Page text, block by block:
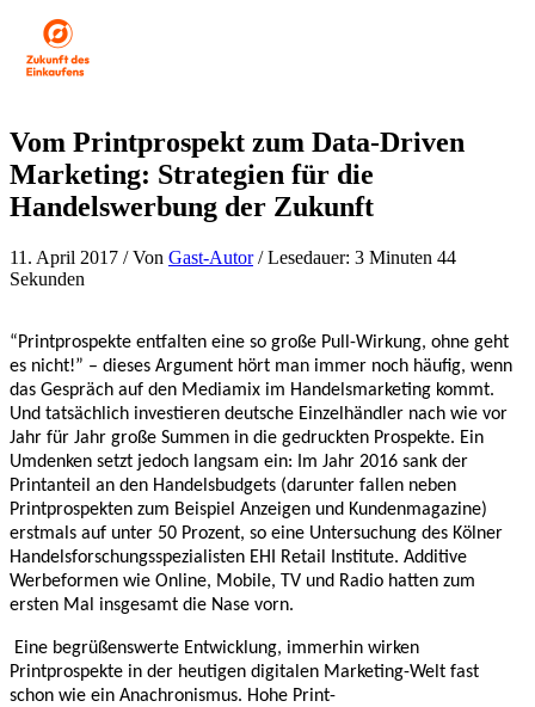
Vom Printprospekt zum Data-Driven
Marketing: Strategien für die
Handelswerbung der Zukunft
11. April 2017 / Von Gast-Autor/ Lesedauer: 3 Minuten 44
Sekunden
“Printprospekte entfalten eine so große Pull-Wirkung, ohne geht
es nicht!” – dieses Argument hört man immer noch häufig, wenn
das Gespräch auf den Mediamix im Handelsmarketing kommt.
Und tatsächlich investieren deutsche Einzelhändler nach wie vor
Jahr für Jahr große Summen in die gedruckten Prospekte. Ein
Umdenken setzt jedoch langsam ein: Im Jahr 2016 sank der
Printanteil an den Handelsbudgets (darunter fallen neben
Printprospekten zum Beispiel Anzeigen und Kundenmagazine)
erstmals auf unter 50 Prozent, so eine Untersuchung des Kölner
Handelsforschungsspezialisten EHI Retail Institute. Additive
Werbeformen wie Online, Mobile, TV und Radio hatten zum
ersten Mal insgesamt die Nase vorn.
Eine begrüßenswerte Entwicklung, immerhin wirken
Printprospekte in der heutigen digitalen Marketing-Welt fast
schon wie ein Anachronismus. Hohe Print-